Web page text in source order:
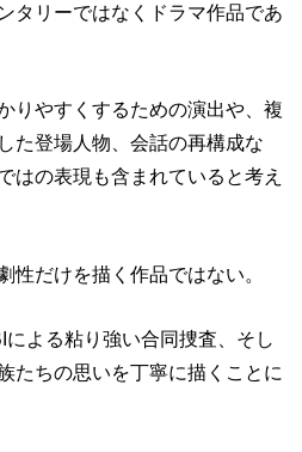
タリーではなくドラマ作品であ
りやすくするための演出や、複
た登場人物、会話の再構成な
はの表現も含まれていると考え
性だけを描く作品ではない。
よる粘り強い合同捜査、そし
たちの思いを丁寧に描くことに